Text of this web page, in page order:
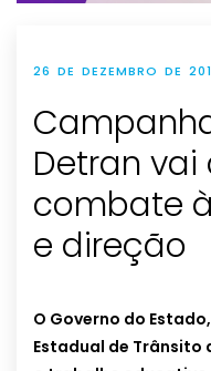
26 DE DEZEMBRO DE
Detran
combate
e direção
O Governo do
Estadual de Trânsito